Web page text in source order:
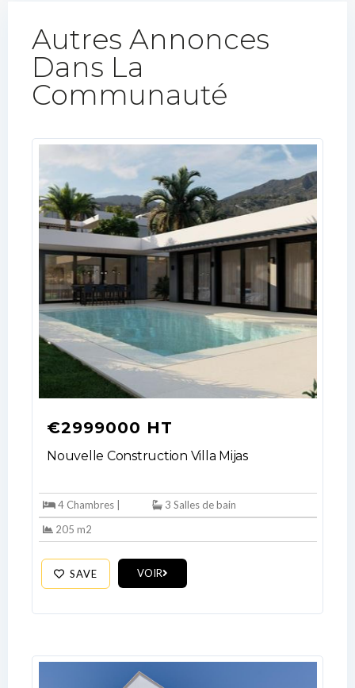
Autres Annonces
Dans La
Communauté​
€2999000 HT
Nouvelle Construction Villa Mijas
4 Chambres |
3 Salles de bain
205 m2
SAVE VOIR